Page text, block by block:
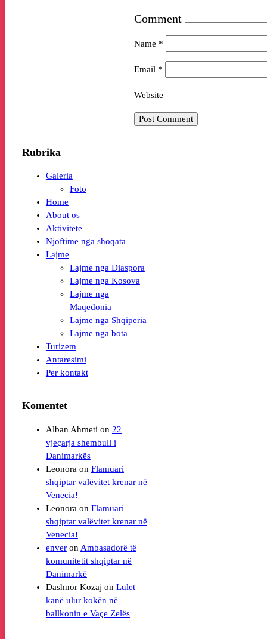
Comment
Name *
Email *
Website
Rubrika
Galeria
Foto
Home
About os
Aktivitete
Njoftime nga shoqata
Lajme
Lajme nga Diaspora
Lajme nga Kosova
Lajme nga
Maqedonia
Lajme nga Shqiperia
Lajme nga bota
Turizem
Antaresimi
Per kontakt
Komentet
Alban Ahmeti on 22
vjeçarja shembull i
Danimarkës‏
Leonora on Flamuari
shqiptar valëvitet krenar në
Venecia!
Leonora on Flamuari
shqiptar valëvitet krenar në
Venecia!
enveron Ambasadorë të
komunitetit shqiptar në
Danimarkë
Dashnor Kozaj on Lulet
kanë ulur kokën në
ballkonin e Vaçe Zelës‏